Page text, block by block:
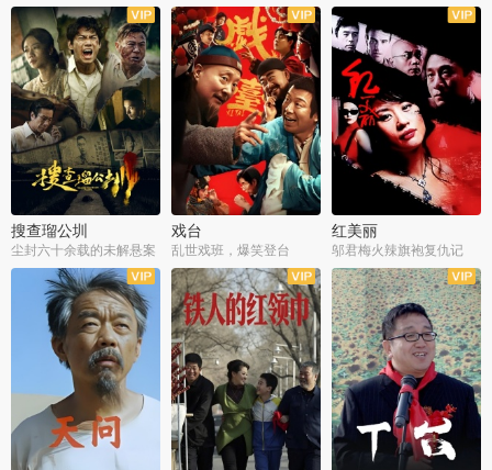
搜查瑠公圳
尘封六十余载的未解悬案
戏台
乱世戏班，爆笑登台
红美丽
邬君梅火辣旗袍复仇记